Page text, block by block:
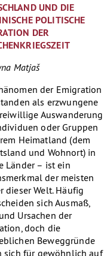
UND DIE
POLITISCHE
DER
Matjaš
der Emigration
als erzwungene
Auswanderung
oder Gruppen
Heimatland (dem
und Wohnort) in
Länder – ist ein
der meisten
dieser Welt. Häufig
sich Ausmaß,
Ursachen der
doch die
Beweggründe
sich für gewöhnlich auf